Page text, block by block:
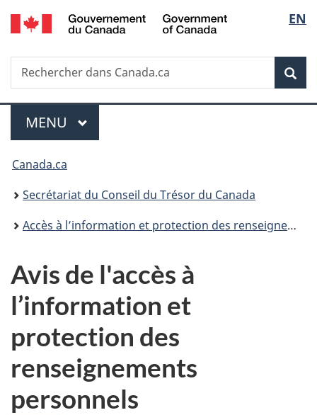
Passer
au
principal
Passer
à
Au
du
Passer
à
version
simplifiée
de
la
EN
Recherche
Rechercher
dans
Menu
MENU PRINCIPAL
Vous
êtes
ici :
Canada.ca
Secrétariat du Conseil du Trésor du Canada
Accès à l’information et protection des renseignements personnels
Avis de l'accès à
l’information et
protection des
renseignements
personnels